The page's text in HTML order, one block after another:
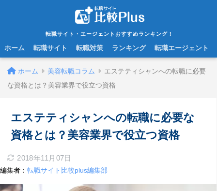
転職サイト・エージェントおすすめランキング！
ホーム 転職サイト 転職対策 ランキング 転職エージェント
ホーム 美容転職コラム
エステティシャンへの転職に必要
な資格とは？美容業界で役立つ資格
エステティシャンへの転職に必要な
資格とは？美容業界で役立つ資格
2018年11月07日
編集者： 転職サイト比較plus編集部